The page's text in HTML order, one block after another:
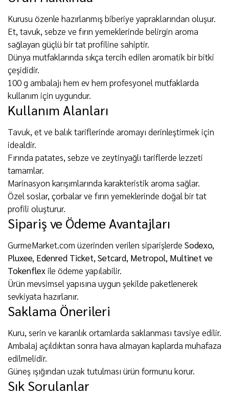
Kurusu özenle hazırlanmış biberiye yapraklarından oluşur.
Et, tavuk, sebze ve fırın yemeklerinde belirgin aroma
sağlayan güçlü bir tat profiline sahiptir.
Dünya mutfaklarında sıkça tercih edilen aromatik bir bitki
çeşididir.
100 g ambalajı hem ev hem profesyonel mutfaklarda
kullanım için uygundur.
Kullanım Alanları
Tavuk, et ve balık tariflerinde aromayı derinleştirmek için
idealdir.
Fırında patates, sebze ve zeytinyağlı tariflerde lezzeti
tamamlar.
Marinasyon karışımlarında karakteristik aroma sağlar.
Özel soslar, çorbalar ve fırın yemeklerinde doğal bir tat
profili oluşturur.
Sipariş ve Ödeme Avantajları
GurmeMarket.com üzerinden verilen siparişlerde Sodexo,
Pluxee, Edenred Ticket, Setcard, Metropol, Multinet ve
Tokenflex ile ödeme yapılabilir.
Ürün mevsimsel yapısına uygun şekilde paketlenerek
sevkiyata hazırlanır.
Saklama Önerileri
Kuru, serin ve karanlık ortamlarda saklanması tavsiye edilir.
Ambalaj açıldıktan sonra hava almayan kaplarda muhafaza
edilmelidir.
Güneş ışığından uzak tutulması ürün formunu korur.
Sık Sorulanlar